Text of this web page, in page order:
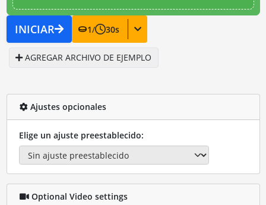
INICIAR 1/ 30s
AGREGAR ARCHIVO DE EJEMPLO
Ajustes opcionales
Elige un ajuste preestablecido:
Optional Video settings